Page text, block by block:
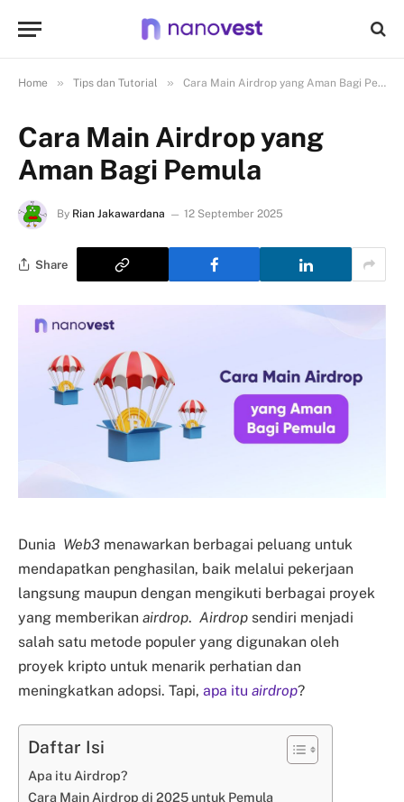
Home » Tips dan Tutorial » Cara Main Airdrop yang Aman Bagi Pemula
Cara Main Airdrop yang
Aman Bagi Pemula
By Rian Jakawardana 12 September 2025
Share
Dunia Web3 menawarkan berbagai peluang untuk
mendapatkan penghasilan, baik melalui pekerjaan
langsung maupun dengan mengikuti berbagai proyek
yang memberikan airdrop. Airdrop sendiri menjadi
salah satu metode populer yang digunakan oleh
proyek kripto untuk menarik perhatian dan
meningkatkan adopsi. Tapi, apa itu airdrop?
Daftar Isi
Apa itu Airdrop?
Cara Main Airdrop di 2025 untuk Pemula